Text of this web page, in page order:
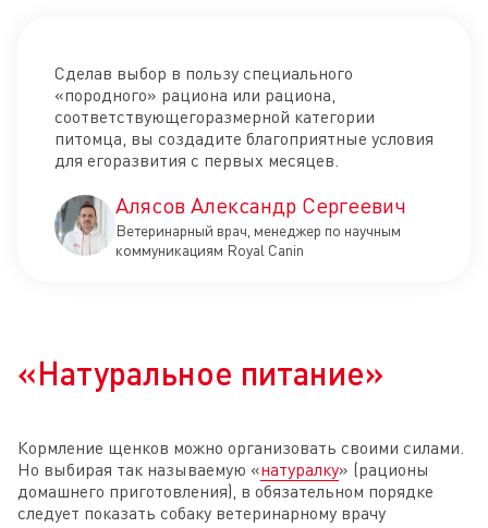
Сделав выбор в пользу специального
«породного» рациона или рациона,
соответствующегоразмерной категории
питомца, вы создадите благоприятные условия
для егоразвития с первых месяцев.
Алясов Александр Сергеевич
Ветеринарный врач, менеджер по научным
коммуникациям Royal Canin
«Натуральное питание»
Кормление щенков можно организовать своими силами.
Но выбирая так называемую «натуралку» (рационы
домашнего приготовления), в обязательном порядке
следует показать собаку ветеринарному врачу